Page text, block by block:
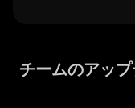
nized ETF)
チームのアップ